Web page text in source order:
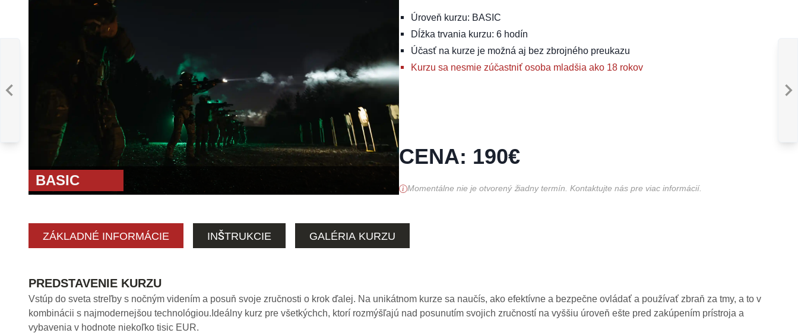
PODMIENKY
BASIC
Úroveň kurzu: BASIC
Dĺžka trvania kurzu: 6 hodín
Účasť na kurze je možná aj bez zbrojného preukazu
Kurzu sa nesmie zúčastniť osoba mladšia ako 18 rokov
CENA: 190€
Momentálne nie je otvorený žiadny termín. Kontaktujte nás pre viac informácií.
ZÁKLADNÉ INFORMÁCIE INŠTRUKCIE GALÉRIA KURZU
PREDSTAVENIE KURZU
Vstúp do sveta streľby s nočným videním a posuň svoje zručnosti o krok ďalej. Na unikátnom kurze sa naučís, ako efektívne a bezpečne ovládať a používať zbraň za tmy, a to v
kombinácii s najmodernejšou technológiou.Ideálny kurz pre všetkýchch, ktorí rozmýšľajú nad posunutím svojich zručností na vyššiu úroveň ešte pred zakúpením prístroja a
vybavenia v hodnote niekoľko tisic EUR.